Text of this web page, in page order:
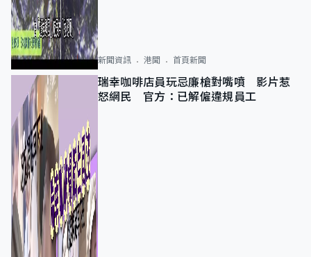
新聞資訊 港聞 首頁新聞
瑞幸咖啡店員玩忌廉槍對嘴噴 影片惹
怒網民 官方：已解僱違規員工